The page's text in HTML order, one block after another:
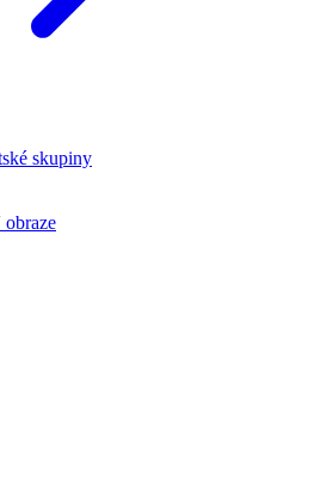
skupiny